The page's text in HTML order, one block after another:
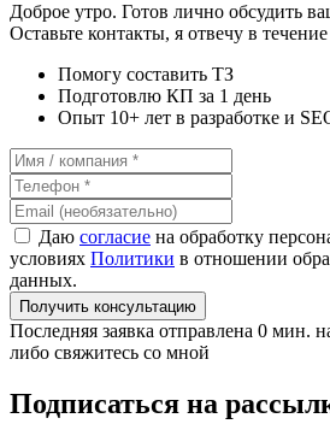
Доброе утро. Готов лично обсудить
Оставьте контакты, я отвечу в течение
Помогу составить ТЗ
Подготовлю КП за 1 день
Опыт 10+ лет в разработке и
Даю согласие на обработку
условиях Политики в отношении
данных.
Получить консультацию
Последняя заявка отправлена 0 мин.
либо свяжитесь со мной
Подписаться на